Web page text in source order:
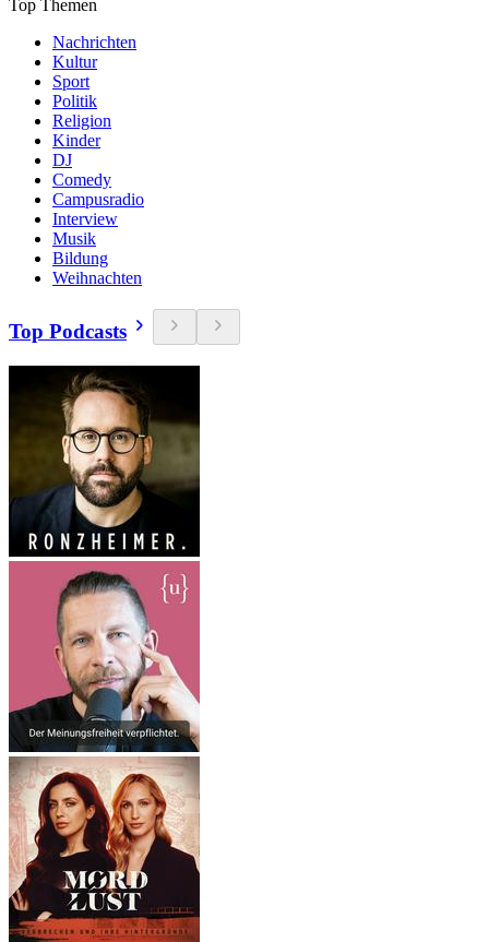
Top Themen
Nachrichten
Kultur
Sport
Politik
Religion
Kinder
DJ
Comedy
Campusradio
Interview
Musik
Bildung
Weihnachten
Top Podcasts